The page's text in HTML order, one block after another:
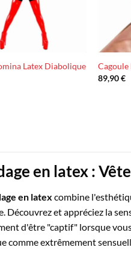
Latex Diabolique
Cagoule
89,90€
en latex :
en latex combine
Découvrez et appréciez la
d'être "captif" lorsque
comme extrêmement